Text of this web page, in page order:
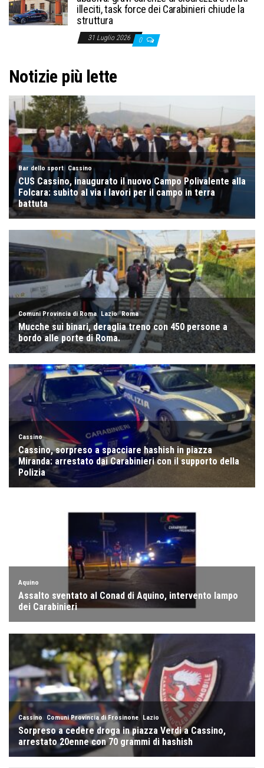
illeciti, task force dei Carabinieri chiude la
struttura
31 Luglio 2026 0
Notizie più lette